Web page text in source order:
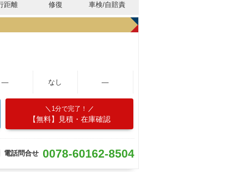
距離 修復 車検/自賠責
― なし ―
1分で完了！
【無料】見積・在庫確認
電話問合せ 0078-60162-8504